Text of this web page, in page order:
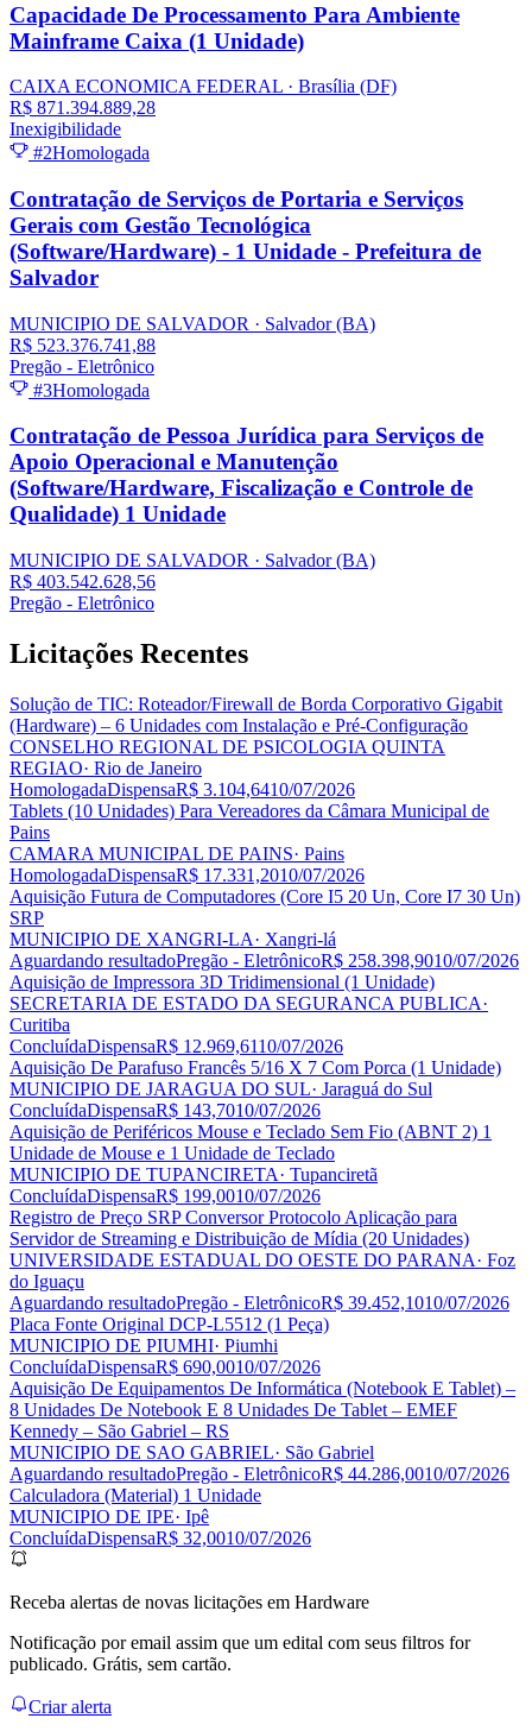
Capacidade De Processamento Para Ambiente
Mainframe Caixa (1 Unidade)
CAIXA ECONOMICA FEDERAL · Brasília (DF)
R$ 871.394.889,28
Inexigibilidade
#2Homologada
Contratação de Serviços de Portaria e Serviços
Gerais com Gestão Tecnológica
(Software/Hardware) - 1 Unidade - Prefeitura de
Salvador
MUNICIPIO DE SALVADOR · Salvador(BA)
R$ 523.376.741,88
Pregão - Eletrônico
#3Homologada
Contratação de Pessoa Jurídica para Serviços de
Apoio Operacional e Manutenção
(Software/Hardware, Fiscalização e Controle de
Qualidade) 1 Unidade
MUNICIPIO DE SALVADOR · Salvador(BA)
R$ 403.542.628,56
Pregão - Eletrônico
Licitações Recentes
Solução de TIC: Roteador/Firewall de Borda Corporativo Gigabit
(Hardware) – 6 Unidades com Instalação e Pré‑Configuração
CONSELHO REGIONAL DE PSICOLOGIA QUINTA
REGIAO· Rio de Janeiro
HomologadaDispensaR$ 3.104,6410/07/2026
Tablets (10 Unidades) Para Vereadores da Câmara Municipal de
Pains
CAMARA MUNICIPAL DE PAINS· Pains
HomologadaDispensaR$ 17.331,2010/07/2026
Aquisição Futura de Computadores (Core I5 20 Un, Core I7 30 Un)
SRP
MUNICIPIO DE XANGRI-LA· Xangri-lá
Aguardando resultadoPregão - EletrônicoR$ 258.398,9010/07/2026
Aquisição de Impressora 3D Tridimensional (1 Unidade)
SECRETARIA DE ESTADO DA SEGURANCA PUBLICA·
Curitiba
ConcluídaDispensaR$ 12.969,6110/07/2026
Aquisição De Parafuso Francês 5/16 X 7 Com Porca (1 Unidade)
MUNICIPIO DE JARAGUA DO SUL· Jaraguá do Sul
ConcluídaDispensaR$ 143,7010/07/2026
Aquisição de Periféricos Mouse e Teclado Sem Fio (ABNT 2) 1
Unidade de Mouse e 1 Unidade de Teclado
MUNICIPIO DE TUPANCIRETA· Tupanciretã
ConcluídaDispensaR$ 199,0010/07/2026
Registro de Preço SRP Conversor Protocolo Aplicação para
Servidor de Streaming e Distribuição de Mídia (20 Unidades)
UNIVERSIDADE ESTADUAL DO OESTE DO PARANA· Foz
do Iguaçu
Aguardando resultadoPregão - EletrônicoR$ 39.452,1010/07/2026
Placa Fonte Original DCP-L5512 (1 Peça)
MUNICIPIO DE PIUMHI· Piumhi
ConcluídaDispensaR$ 690,0010/07/2026
Aquisição De Equipamentos De Informática (Notebook E Tablet) –
8 Unidades De Notebook E 8 Unidades De Tablet – EMEF
Kennedy – São Gabriel – RS
MUNICIPIO DE SAO GABRIEL· São Gabriel
Aguardando resultadoPregão - EletrônicoR$ 44.286,0010/07/2026
Calculadora (Material) 1 Unidade
MUNICIPIO DE IPE· Ipê
ConcluídaDispensaR$ 32,0010/07/2026
Receba alertas de novas licitações em Hardware
Notificação por email assim que um edital com seus filtros for
publicado. Grátis, sem cartão.
Criar alerta